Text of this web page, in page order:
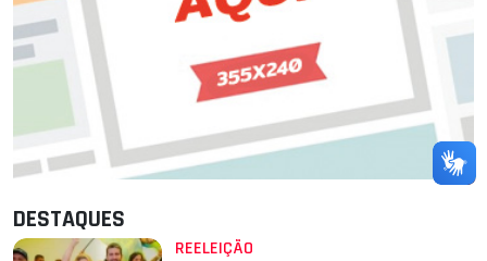
DESTAQUES
REELEIÇÃO